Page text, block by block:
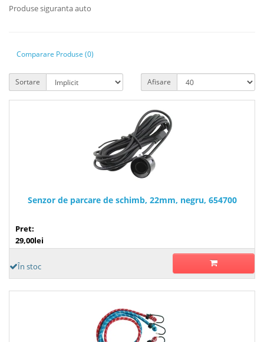
Produse siguranta auto
Comparare Produse (0)
Sortare Afisare
Senzor de parcare de schimb, 22mm, negru, 654700
Pret:
29,00lei
În stoc